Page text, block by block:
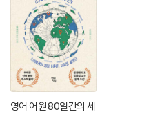
영어 어원 80일간의 세